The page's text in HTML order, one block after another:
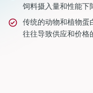
饲料摄入量和性能下
传统的动物和植物蛋
往往导致供应和价格